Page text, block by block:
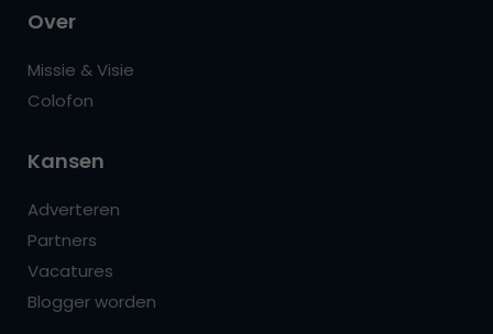
Over
Missie & Visie
Colofon
Kansen
Adverteren
Partners
Vacatures
Blogger worden